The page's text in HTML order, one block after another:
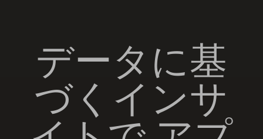
データに基
づくインサ